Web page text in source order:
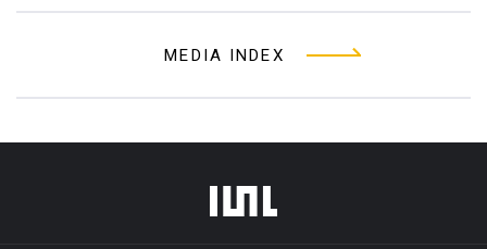
MEDIA INDEX
フッターメニュー